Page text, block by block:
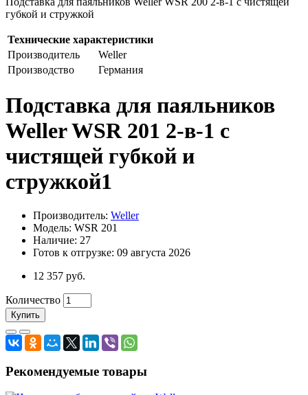
губкой и стружкой
Технические характеристики
Производитель
Weller
Производство
Германия
Подставка для паяльников
Weller WSR 201 2-в-1 с
чистящей губкой и
стружкой1
Производитель: Weller
Модель: WSR 201
Наличие: 27
Готов к отгрузке: 09 августа 2026
12 357 руб.
Количество
Купить
Рекомендуемые товары